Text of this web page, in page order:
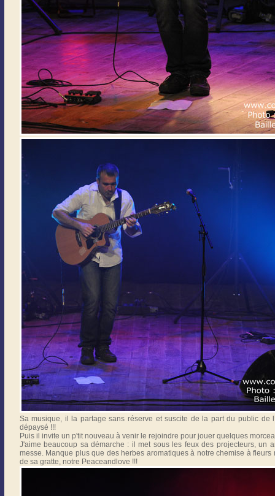
Sa musique, il la partage sans réserve et suscite de la part du public de
dépaysé !!!
Puis il invite un p'tit nouveau à venir le rejoindre pour jouer quelques
J'aime beaucoup sa démarche : il met sous les feux des projecteurs, un
messe. Manque plus que des herbes aromatiques à notre chemise à
de sa gratte, notre Peaceandlove !!!